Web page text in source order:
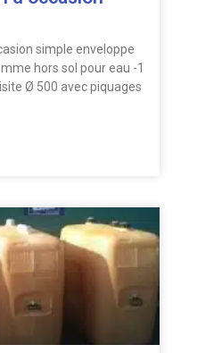
simple enveloppe
hors sol pour eau -1
Ø 500 avec piquages